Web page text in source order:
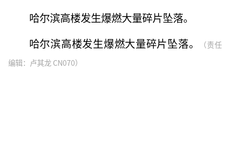
哈尔滨高楼发生爆燃大量碎片坠落。
哈尔滨高楼发生爆燃大量碎片坠落。
（责任
编辑：卢其龙 CN070）